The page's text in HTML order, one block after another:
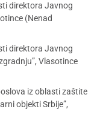
direktora Javnog
(Nenad
direktora Javnog
Vlasotince
iz oblasti zaštite
objekti Srbije”,